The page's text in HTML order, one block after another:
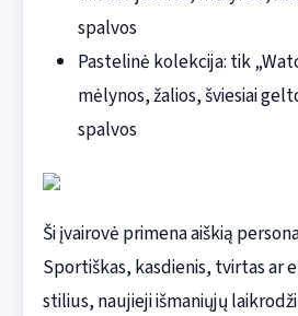
spalvos
Pastelinė kolekcija: tik
mėlynos, žalios, šviesiai
spalvos
Ši įvairovė primena aiškią
Sportiškas, kasdienis, tvirtas ar
stilius, naujieji išmaniųjų